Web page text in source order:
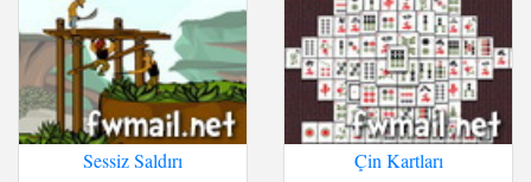
Sessiz Saldırı Çin Kartları